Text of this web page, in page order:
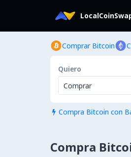
Comprar Bitcoin
Quiero
Comprar
 Compra Bitcoin con
Compra